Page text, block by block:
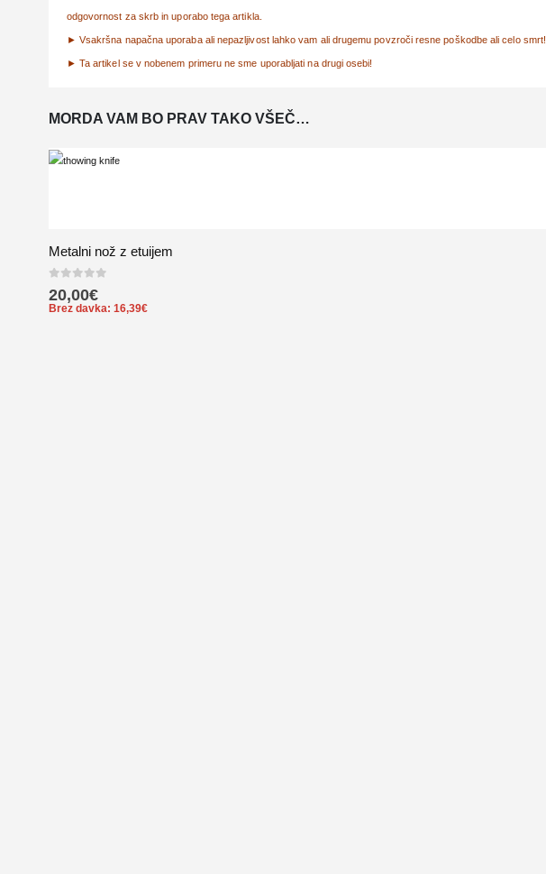
odgovornost za skrb in uporabo tega artikla.
► Vsakršna napačna uporaba ali nepazljivost lahko vam ali drugemu povzroči resne poškodbe ali celo smrt!
► Ta artikel se v nobenem primeru ne sme uporabljati na drugi osebi!
MORDA VAM BO PRAV TAKO VŠEČ…
Metalni nož z etuijem
20,00€
Brez davka: 16,39€